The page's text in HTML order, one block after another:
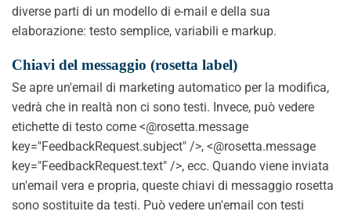
diverse parti di un modello di e-mail e della sua
elaborazione: testo semplice, variabili e markup.
Chiavi del messaggio (rosetta label)
Se apre un'email di marketing automatico per la modifica,
vedrà che in realtà non ci sono testi. Invece, può vedere
etichette di testo come <@rosetta.message
key="FeedbackRequest.subject" />, <@rosetta.message
key="FeedbackRequest.text" />, ecc. Quando viene inviata
un'email vera e propria, queste chiavi di messaggio rosetta
sono sostituite da testi. Può vedere un'email con testi